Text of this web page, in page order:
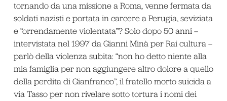
tornando da una missione a Roma, venne fermata da
soldati nazisti e portata in carcere a Perugia, seviziata
e “orrendamente violentata”? Solo dopo 50 anni –
intervistata nel 1997 da Gianni Minà per Rai cultura –
parlò della violenza subita: “non ho detto niente alla
mia famiglia per non aggiungere altro dolore a quello
della perdita di Gianfranco”, il fratello morto suicida a
via Tasso per non rivelare sotto tortura i nomi dei